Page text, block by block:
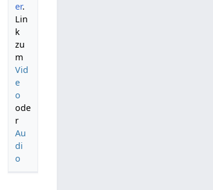
er.
Lin
k
zu
m
Vid
e
o
ode
r
Au
di
o